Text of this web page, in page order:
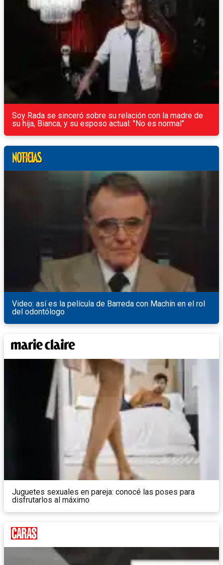
Soy Rada se sinceró sobre su relación con la madre de
su hija, Bianca, y su esposo actual: "No es normal"
Video: así es la película de Barreda con Machín en el rol
del odontólogo
Juguetes sexuales en pareja: conocé las poses para
disfrutarlos al máximo